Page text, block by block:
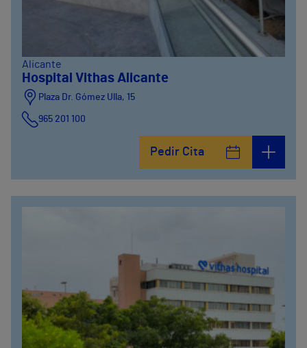
Alicante
Hospital Vithas Alicante
Plaza Dr. Gómez Ulla, 15
965 201 100
Pedir Cita